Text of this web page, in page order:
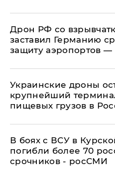
​Дрон РФ со
заставил Германию
защиту аэропортов —
Украинские дроны
крупнейший
пищевых грузов в
В боях с ВСУ в
погибли более 70
срочников - росСМИ